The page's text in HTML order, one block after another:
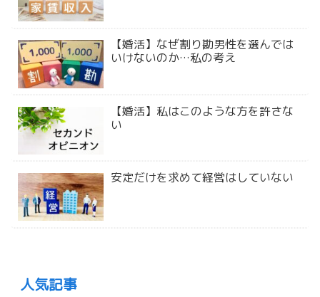
【婚活】なぜ割り勘男性を選んでは
いけないのか…私の考え
【婚活】私はこのような方を許さな
い
安定だけを求めて経営はしていない
人気記事